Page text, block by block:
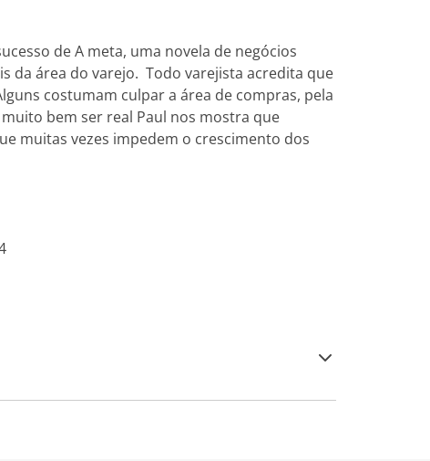
de A meta, uma novela de negócios
da área do varejo. Todo varejista acredita que
costumam culpar a área de compras, pela
bem ser real Paul nos mostra que
muitas vezes impedem o crescimento dos